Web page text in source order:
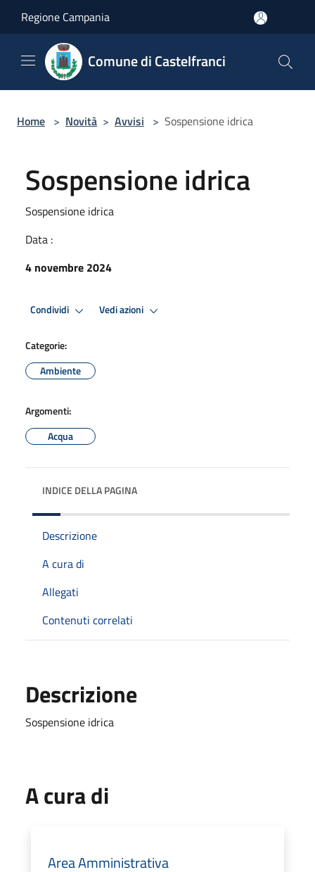
Regione Campania
Comune di Castelfranci
Home > Novità > Avvisi > Sospensione idrica
Sospensione idrica
Sospensione idrica
Data :
4 novembre 2024
Condividi Vedi azioni
Categorie:
Ambiente
Argomenti:
Acqua
INDICE DELLA PAGINA
Descrizione
A cura di
Allegati
Contenuti correlati
Descrizione
Sospensione idrica
A cura di
Area Amministrativa